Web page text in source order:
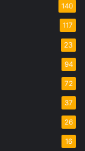
140
117
23
94
72
37
26
16